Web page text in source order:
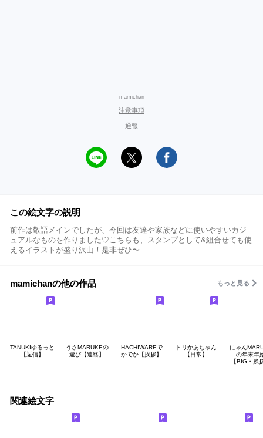
mamichan
注意事項
通報
この絵文字の説明
前作は敬語メインでしたが、今回は友達や家族などに使いやすいカジ
ュアルなものを作りました♡こちらも、スタンプとして&組合せても使
えるイラストが盛り沢山！是非ぜひ〜
mamichanの他の作品 もっと見る
TANUKIゆるっと
【返信】
うさMARUKEの
遊び【連絡】
HACHIWAREで
かでか【挨拶】
トリかあちゃん
【日常】
にゃん
の年末年
【BIG・挨
関連絵文字